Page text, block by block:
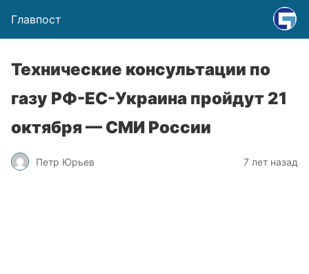
Главпост
Технические консультации по
газу РФ-ЕС-Украина пройдут 21
октября — СМИ России
Петр Юрьев 7 лет назад